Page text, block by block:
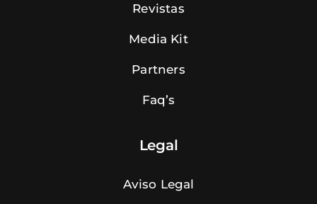
Revistas
Media Kit
Partners
Faq’s
Legal
Aviso Legal